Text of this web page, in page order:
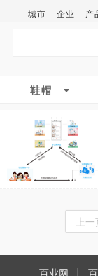
城市 企业 产
鞋帽
上
百业网